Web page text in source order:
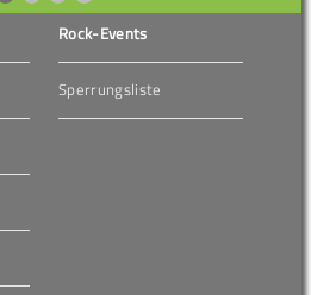
Rock-Events
Sperrungsliste